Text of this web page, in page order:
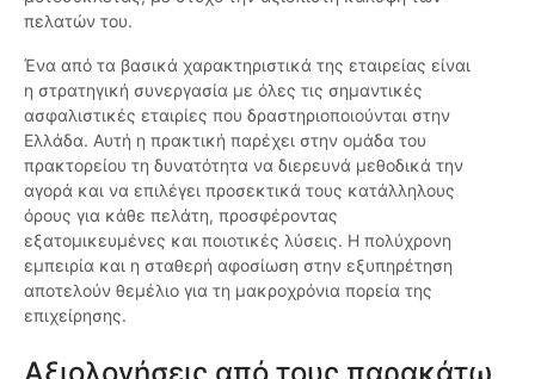
πελατών του.
Ένα από τα βασικά χαρακτηριστικά της εταιρείας είναι
η στρατηγική συνεργασία με όλες τις σημαντικές
ασφαλιστικές εταιρίες που δραστηριοποιούνται στην
Ελλάδα. Αυτή η πρακτική παρέχει στην ομάδα του
πρακτορείου τη δυνατότητα να διερευνά μεθοδικά την
αγορά και να επιλέγει προσεκτικά τους κατάλληλους
όρους για κάθε πελάτη, προσφέροντας
εξατομικευμένες και ποιοτικές λύσεις. Η πολύχρονη
εμπειρία και η σταθερή αφοσίωση στην εξυπηρέτηση
αποτελούν θεμέλιο για τη μακροχρόνια πορεία της
επιχείρησης.